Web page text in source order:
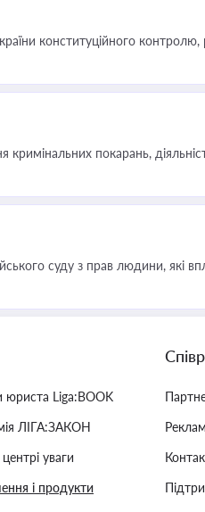
конституційного контролю,
покарань,
суду з прав людини, які
юриста Liga:BOOK
ЛІГА:ЗАКОН
уваги
і продукти